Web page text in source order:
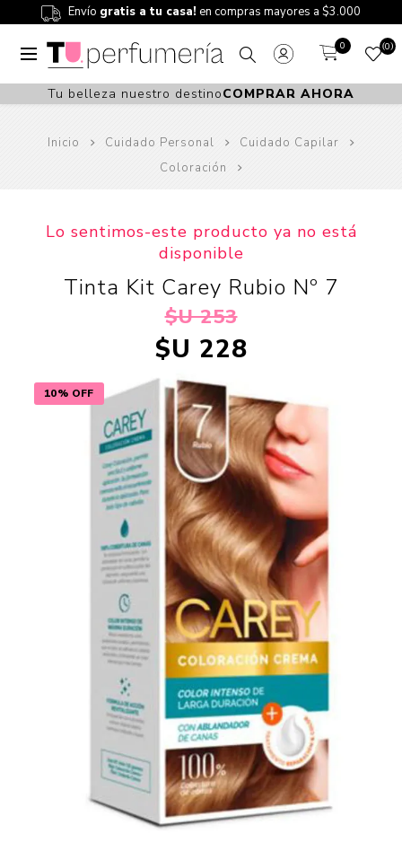
Envío gratis a tu casa! en compras mayores a $3.000
0 0
Tu belleza nuestro destinoCOMPRAR AHORA
Inicio Cuidado Personal
Cuidado Capilar
Coloración
10% OFF
Lo sentimos-este producto ya no está
disponible
Tinta Kit Carey Rubio Nº 7
$U 253
$U 228